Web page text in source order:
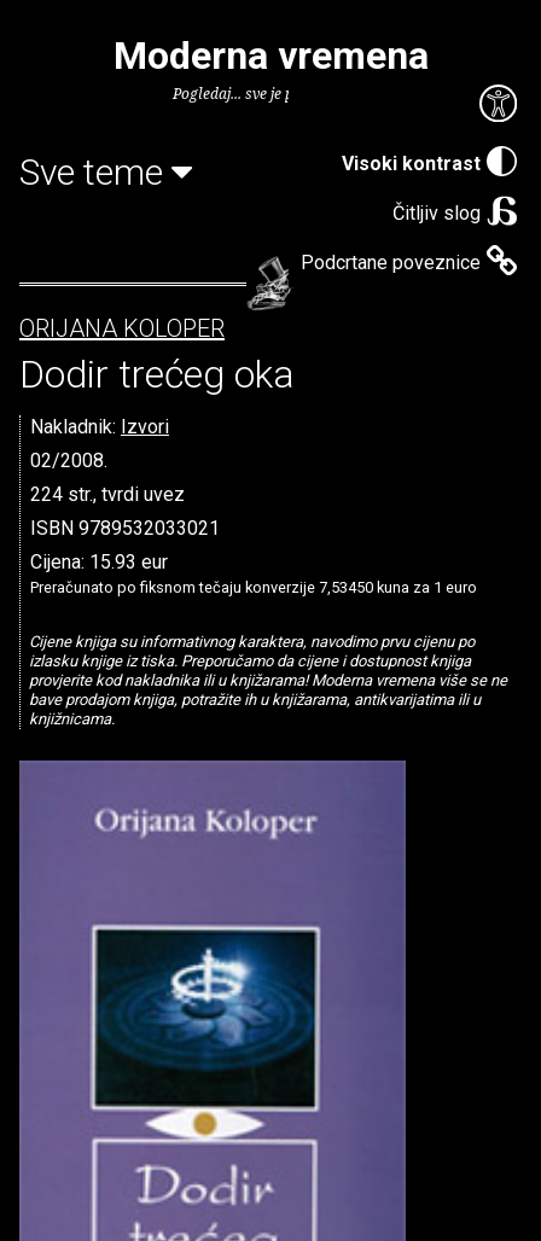
Visoki kontrast
Čitljiv slog
Podcrtane poveznice
Moderna vremena
Pogledaj... sve je puno knjiga.
Sve teme
ORIJANA KOLOPER
Dodir trećeg oka
Nakladnik: Izvori
02/2008.
224 str., tvrdi uvez
ISBN 9789532033021
Cijena: 15.93 eur
Preračunato po fiksnom tečaju konverzije 7,53450 kuna za 1 euro
Cijene knjiga su informativnog karaktera, navodimo prvu cijenu po
izlasku knjige iz tiska. Preporučamo da cijene i dostupnost knjiga
provjerite kod nakladnika ili u knjižarama! Moderna vremena više se ne
bave prodajom knjiga, potražite ih u knjižarama, antikvarijatima ili u
knjižnicama.